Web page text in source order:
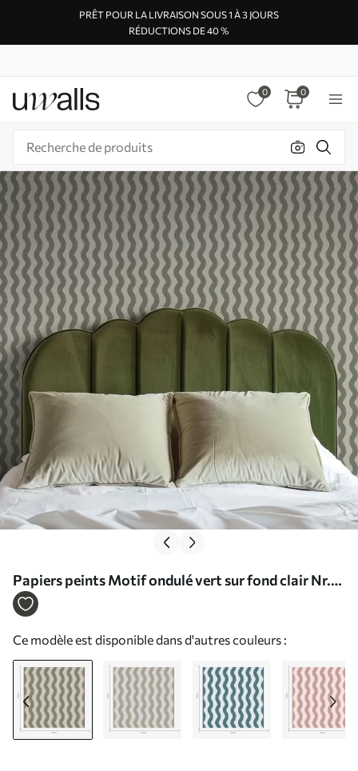
PRÊT POUR LA LIVRAISON SOUS 1 À 3 JOURS
RÉDUCTIONS DE 40 %
0 0
Papiers peints Motif ondulé vert sur fond clair Nr.
a01188v1
Ce modèle est disponible dans d'autres couleurs :